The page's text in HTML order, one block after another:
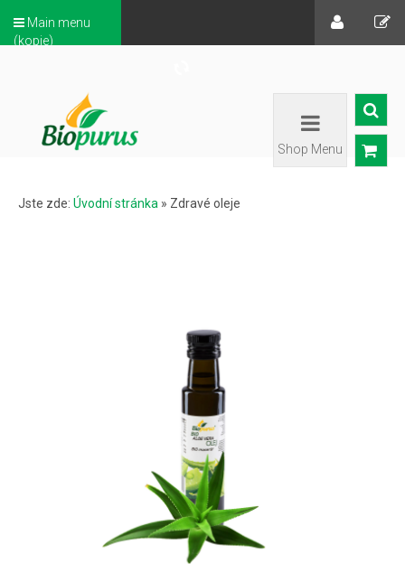
Main menu
(kopie)
Shop Menu
Jste zde: Úvodní stránka » Zdravé oleje